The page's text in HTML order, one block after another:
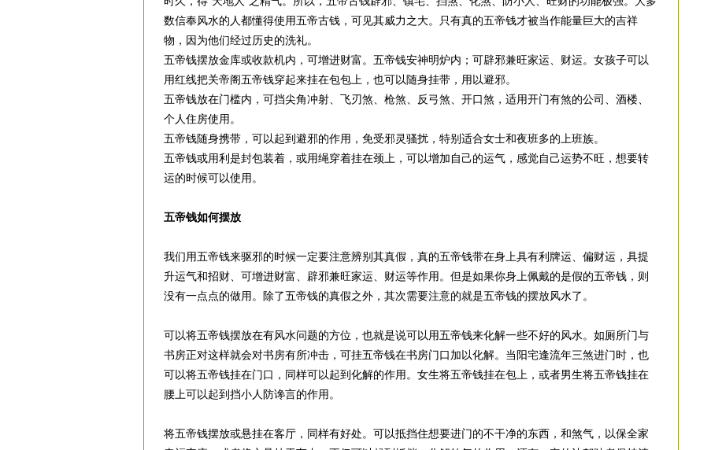
数信奉风水的人都懂得使用五帝古钱，可见其威力之大。只有真的五帝钱才被当作能量巨大的吉祥
物，因为他们经过历史的洗礼。
五帝钱摆放金库或收款机内，可增进财富。五帝钱安神明炉内；可辟邪兼旺家运、财运。女孩子可以
用红线把关帝阁五帝钱穿起来挂在包包上，也可以随身挂带，用以避邪。
五帝钱放在门槛内，可挡尖角冲射、飞刃煞、枪煞、反弓煞、开口煞，适用开门有煞的公司、酒楼、
个人住房使用。
五帝钱随身携带，可以起到避邪的作用，免受邪灵骚扰，特别适合女士和夜班多的上班族。
五帝钱或用利是封包装着，或用绳穿着挂在颈上，可以增加自己的运气，感觉自己运势不旺，想要转
运的时候可以使用。
五帝钱如何摆放
我们用五帝钱来驱邪的时候一定要注意辨别其真假，真的五帝钱带在身上具有利牌运、偏财运，具提
升运气和招财、可增进财富、辟邪兼旺家运、财运等作用。但是如果你身上佩戴的是假的五帝钱，则
没有一点点的做用。除了五帝钱的真假之外，其次需要注意的就是五帝钱的摆放风水了。
可以将五帝钱摆放在有风水问题的方位，也就是说可以用五帝钱来化解一些不好的风水。如厕所门与
书房正对这样就会对书房有所冲击，可挂五帝钱在书房门口加以化解。当阳宅逢流年三煞进门时，也
可以将五帝钱挂在门口，同样可以起到化解的作用。女生将五帝钱挂在包上，或者男生将五帝钱挂在
腰上可以起到挡小人防谗言的作用。
将五帝钱摆放或悬挂在客厅，同样有好处。可以抵挡住想要进门的不干净的东西，和煞气，以保全家